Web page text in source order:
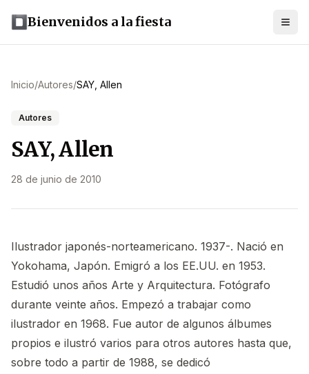
Bienvenidos a la fiesta
Inicio/Autores/SAY, Allen
Autores
SAY, Allen
28 de junio de 2010
Ilustrador japonés-norteamericano. 1937-. Nació en
Yokohama, Japón. Emigró a los EE.UU. en 1953.
Estudió unos años Arte y Arquitectura. Fotógrafo
durante veinte años. Empezó a trabajar como
ilustrador en 1968. Fue autor de algunos álbumes
propios e ilustró varios para otros autores hasta que,
sobre todo a partir de 1988, se dedicó